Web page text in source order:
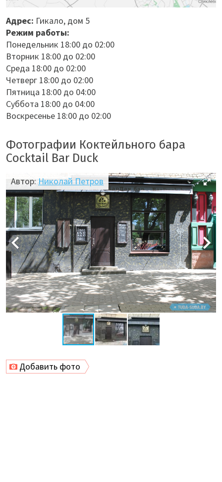
Адрес: Гикало, дом 5
Режим работы:
Понедельник 18:00 до 02:00
Вторник 18:00 до 02:00
Среда 18:00 до 02:00
Четверг 18:00 до 02:00
Пятница 18:00 до 04:00
Суббота 18:00 до 04:00
Воскресенье 18:00 до 02:00
Фотографии Коктейльного бара
Cocktail Bar Duck
Автор: Николай Петров
Добавить фото